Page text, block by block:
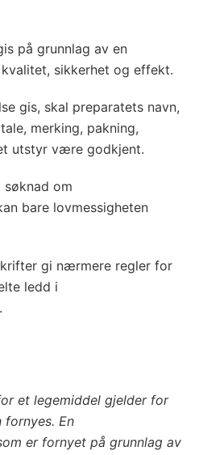
på grunnlag av en
sikkerhet og effekt.
gis, skal preparatets navn,
merking, pakning,
utstyr være godkjent.
søknad om
bare lovmessigheten
gi nærmere regler for
ledd i
et legemiddel gjelder for
En
er fornyet på grunnlag av